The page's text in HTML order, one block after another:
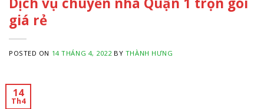
giá rẻ
POSTED ON 14 THÁNG 4, 2022 BY THÀNH HƯNG
14
Th4